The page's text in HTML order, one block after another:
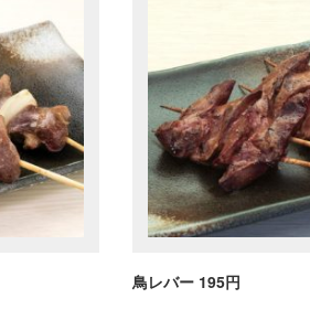
鳥レバー 195円